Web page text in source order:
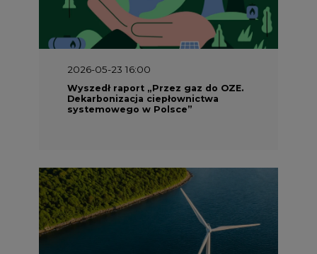
2026-05-23 16:00
Wyszedł raport „Przez gaz do OZE.
Dekarbonizacja ciepłownictwa
systemowego w Polsce”